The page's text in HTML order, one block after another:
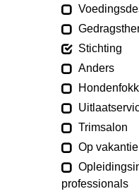
Stichting
Anders
Trimsalon
Op
professionals